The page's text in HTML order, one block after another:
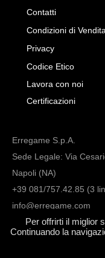
Per offrirti il miglior
Continuando la
Contatti
Condizioni di Vendita
Privacy
Codice Etico
Lavora con noi
Certificazioni
Erregame S.p.A.
Sede Legale: Via
Napoli (NA)
+39 081/757.42.85 (3
info@erregame.com